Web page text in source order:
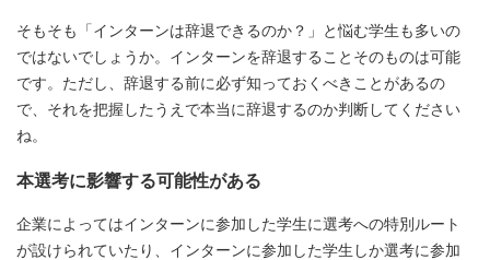
そもそも「インターンは辞退できるのか？」と悩む学生も多いの
ではないでしょうか。インターンを辞退することそのものは可能
です。ただし、辞退する前に必ず知っておくべきことがあるの
で、それを把握したうえで本当に辞退するのか判断してください
ね。
本選考に影響する可能性がある
企業によってはインターンに参加した学生に選考への特別ルート
が設けられていたり、インターンに参加した学生しか選考に参加